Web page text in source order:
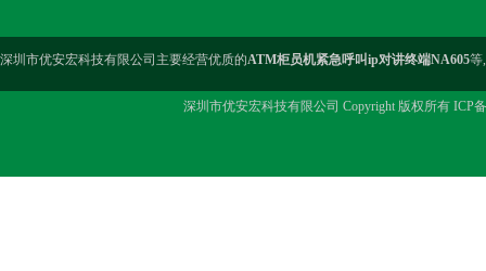
深圳市优安宏科技有限公司主要经营优质的ATM柜员机紧急呼叫ip对讲终端NA605等
深圳市优安宏科技有限公司 Copyright 版权所有 ICP